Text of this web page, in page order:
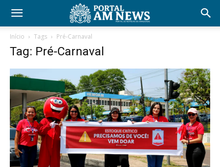
Início Tags Pré-Carnaval
Tag: Pré-Carnaval